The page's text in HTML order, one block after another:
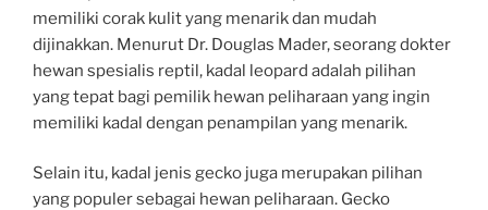
memiliki corak kulit yang menarik dan mudah
dijinakkan. Menurut Dr. Douglas Mader, seorang dokter
hewan spesialis reptil, kadal leopard adalah pilihan
yang tepat bagi pemilik hewan peliharaan yang ingin
memiliki kadal dengan penampilan yang menarik.
Selain itu, kadal jenis gecko juga merupakan pilihan
yang populer sebagai hewan peliharaan. Gecko